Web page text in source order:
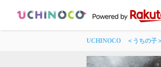
UCHINOCO ＜うちの子